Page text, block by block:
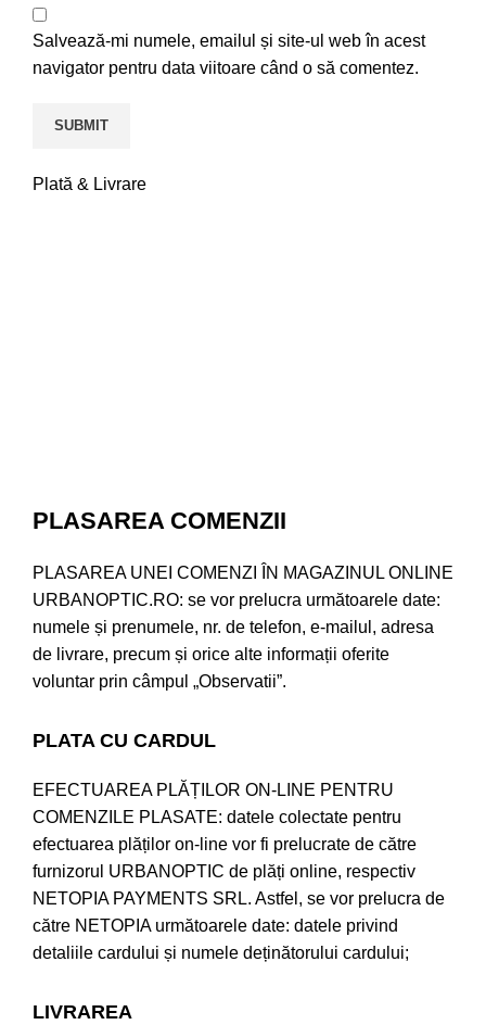
Salvează-mi numele, emailul și site-ul web în acest
navigator pentru data viitoare când o să comentez.
Plată & Livrare
PLASAREA COMENZII
PLASAREA UNEI COMENZI ÎN MAGAZINUL ONLINE
URBANOPTIC.RO: se vor prelucra următoarele date:
numele și prenumele, nr. de telefon, e-mailul, adresa
de livrare, precum și orice alte informații oferite
voluntar prin câmpul „Observatii”.
PLATA CU CARDUL
EFECTUAREA PLĂȚILOR ON-LINE PENTRU
COMENZILE PLASATE: datele colectate pentru
efectuarea plăților on-line vor fi prelucrate de către
furnizorul URBANOPTIC de plăți online, respectiv
NETOPIA PAYMENTS SRL. Astfel, se vor prelucra de
către NETOPIA următoarele date: datele privind
detaliile cardului și numele deținătorului cardului;
LIVRAREA